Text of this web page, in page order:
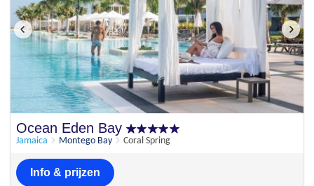
Ocean Eden Bay
Jamaica Montego Bay Coral Spring
Info & prijzen